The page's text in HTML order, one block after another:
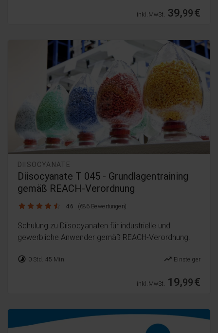
inkl. MwSt. 39,99€
DIISOCYANATE
Diisocyanate T 045 - Grundlagentraining
gemäß REACH-Verordnung
4.6 / 5 4.6 (686 Bewertungen)
Schulung zu Diisocyanaten für industrielle und
gewerbliche Anwender gemäß REACH-Verordnung.
timelapse 0 Std. 45 Min. trending_up Einsteiger
inkl. MwSt. 19,99€